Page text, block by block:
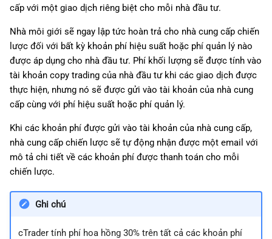
cấp với một giao dịch riêng biệt cho mỗi nhà đầu tư.
Nhà môi giới sẽ ngay lập tức hoàn trả cho nhà cung cấp chiến
lược đối với bất kỳ khoản phí hiệu suất hoặc phí quản lý nào
được áp dụng cho nhà đầu tư. Phí khối lượng sẽ được tính vào
tài khoản copy trading của nhà đầu tư khi các giao dịch được
thực hiện, nhưng nó sẽ được gửi vào tài khoản của nhà cung
cấp cùng với phí hiệu suất hoặc phí quản lý.
Khi các khoản phí được gửi vào tài khoản của nhà cung cấp,
nhà cung cấp chiến lược sẽ tự động nhận được một email với
mô tả chi tiết về các khoản phí được thanh toán cho mỗi
chiến lược.
Ghi chú
cTrader tính phí hoa hồng 30% trên tất cả các khoản phí